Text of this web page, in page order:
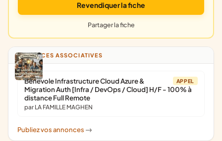
Revendiquer la fiche
Partager la fiche
ANNONCES ASSOCIATIVES
APPEL
Bénévole Infrastructure Cloud Azure &
Migration Auth [Infra / DevOps / Cloud] H/F - 100% à
distance Full Remote
par LA FAMILLE MAGHEN
Publiez vos annonces ->